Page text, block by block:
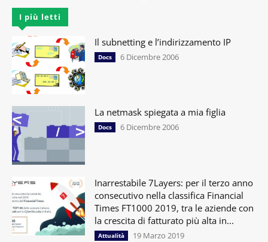
I più letti
Il subnetting e l’indirizzamento IP
Docs 6 Dicembre 2006
La netmask spiegata a mia figlia
Docs 6 Dicembre 2006
Inarrestabile 7Layers: per il terzo anno
consecutivo nella classifica Financial
Times FT1000 2019, tra le aziende con
la crescita di fatturato più alta in...
Attualità 19 Marzo 2019